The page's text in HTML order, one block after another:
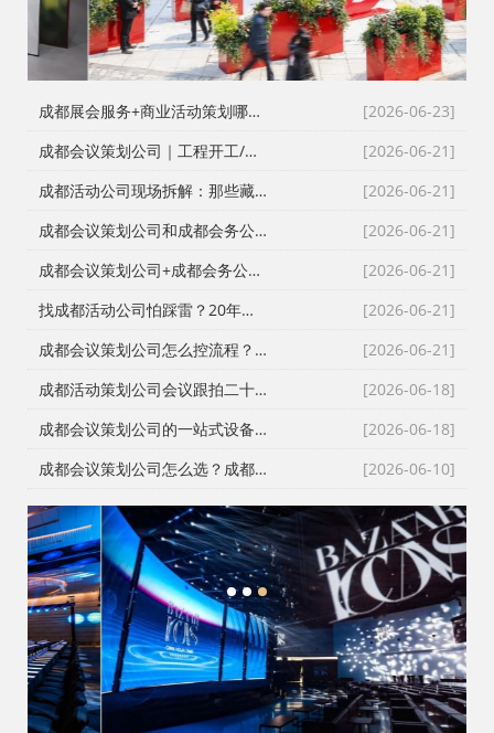
[2026-06-23]
成都展会服务+商业活动策划哪家好？成都活动公司舞台布置演出一体化服务商
[2026-06-21]
成都会议策划公司｜工程开工/奠基/封顶/竣工仪式全案执行，成都会务接待公司搞定政企工程类高严谨度庆典活动
[2026-06-21]
成都活动公司现场拆解：那些藏在桁架与鲜花背后的“执行暗线”
[2026-06-21]
成都会议策划公司和成都会务公司到底差在哪？成都活动公司老策划师的真话
[2026-06-21]
成都会议策划公司+成都会务公司+成都会务服务公司：成都活动公司老策划师不愿公开的执行细节
[2026-06-21]
找成都活动公司怕踩雷？20年资深操盘手拆解宝宝宴与寿宴布置的隐形门槛
[2026-06-21]
成都会议策划公司怎么控流程？从LED大屏幕到沙画定制的全链路避坑指南
[2026-06-18]
成都活动策划公司会议跟拍二十七年的镜头逻辑：从医学会议到年会直播的现场记录
[2026-06-18]
成都会议策划公司的一站式设备配套：从舞台搭建到LED屏的现场逻辑
[2026-06-10]
成都会议策划公司怎么选？成都会务公司与成都活动执行公司全流程服务拆解
1 2 3